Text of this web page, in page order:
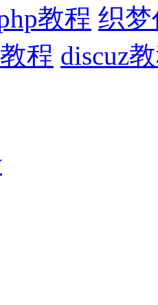
教程 织
程 discuz